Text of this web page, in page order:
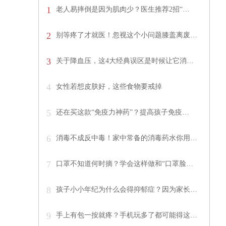
1 老人易摔倒是因为肌肉少？医生推荐2招“…
2 别等疼了才就医！忽视这个小问题膝盖离废…
3 关于降血压，这4大经典误区是时候让它消…
4 女性若想皮肤好，这些食物要戒掉
5 还在买这款“免疫力神药”？提高孩子免疫…
6 消毒不成反中毒！家中常备的消毒药水你用…
7 口罩不知道何时摘？学会这样做和“口罩脸…
8 孩子小小年纪为什么会得抑郁症？因为家长…
9 手上有包一按就疼？手机玩多了都可能得这…